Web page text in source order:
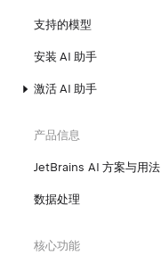
支持的模型
安装 AI 助手
激活 AI 助手
产品信息
JetBrains AI 方案与用法
数据处理
核心功能